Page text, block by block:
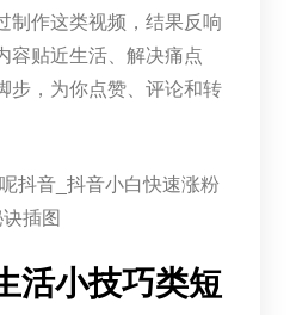
制作这类视频，结果反响
容贴近生活、解决痛点
步，为你点赞、评论和转
活小技巧类短